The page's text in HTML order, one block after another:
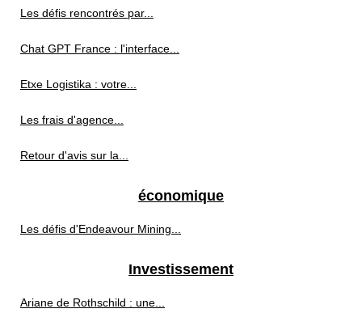
Les défis rencontrés par...
Chat GPT France : l'interface...
Etxe Logistika : votre...
Les frais d'agence...
Retour d'avis sur la...
économique
Les défis d'Endeavour Mining...
Investissement
Ariane de Rothschild : une...